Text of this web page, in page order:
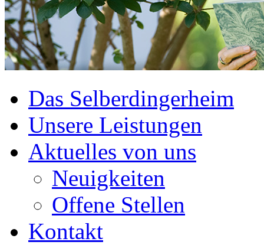
Das Selberdingerheim
Unsere Leistungen
Aktuelles von uns
Neuigkeiten
Offene Stellen
Kontakt